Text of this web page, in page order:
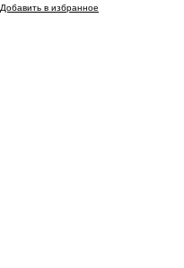
Добавить в избранное